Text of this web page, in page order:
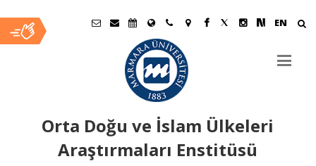
EN
Orta Doğu ve İslam Ülkeleri
Araştırmaları Enstitüsü